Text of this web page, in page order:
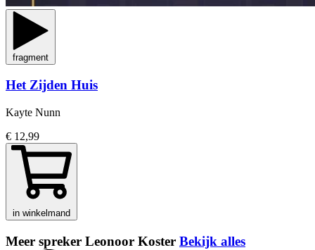
fragment
Het Zijden Huis
Kayte Nunn
€ 12,99
in winkelmand
Meer spreker Leonoor Koster Bekijk alles